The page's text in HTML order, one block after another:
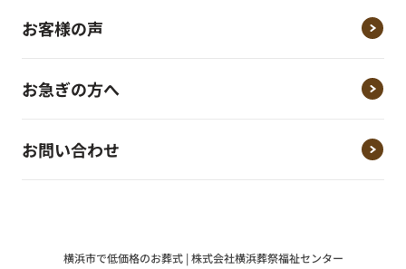
お客様の声
お急ぎの方へ
お問い合わせ
横浜市で低価格のお葬式 | 株式会社横浜葬祭福祉センター